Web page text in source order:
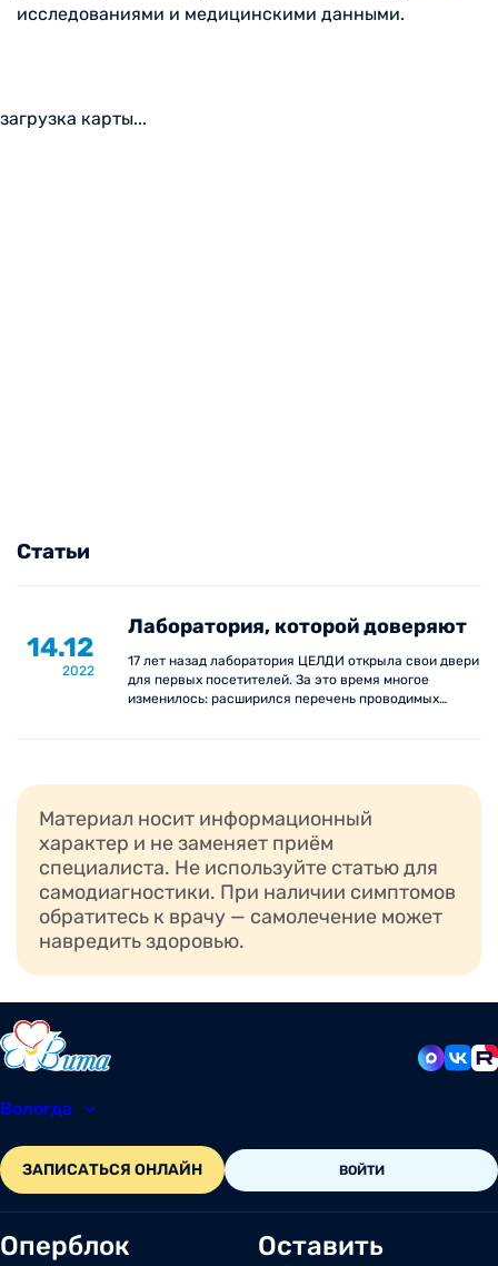
исследованиями и медицинскими данными.
загрузка карты...
Статьи
14.12
2022
Лаборатория, которой доверяют
17 лет назад лаборатория ЦЕЛДИ открыла свои двери
для первых посетителей. За это время многое
изменилось: расширился перечень проводимых
Материал носит информационный
характер и не заменяет приём
специалиста. Не используйте статью для
самодиагностики. При наличии симптомов
обратитесь к врачу — самолечение может
навредить здоровью.
Вологда
ЗАПИСАТЬСЯ ОНЛАЙН ВОЙТИ
Оперблок
Оставить